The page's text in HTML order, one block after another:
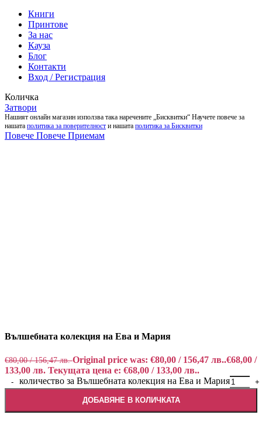
Книги
Принтове
За нас
Кауза
Блог
Контакти
Вход / Регистрация
Количка
Затвори
Нашият онлайн магазин използва така наречените „Бисквитки“ Научете повече за
нашата политика за поверителност и нашата политика за Бисквитки
Повече Повече Приемам
Вълшебната колекция на Ева и Мария
€80,00/ 156,47 лв.Original price was: €80,00 / 156,47 лв..€68,00 /
133,00 лв. Текущата цена е: €68,00 / 133,00 лв..
количество за Вълшебната колекция на Ева и Мария
ДОБАВЯНЕ В КОЛИЧКАТА